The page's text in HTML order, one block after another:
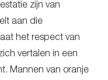
zijn van
aan die
het respect van
vertalen in een
Mannen van oranje